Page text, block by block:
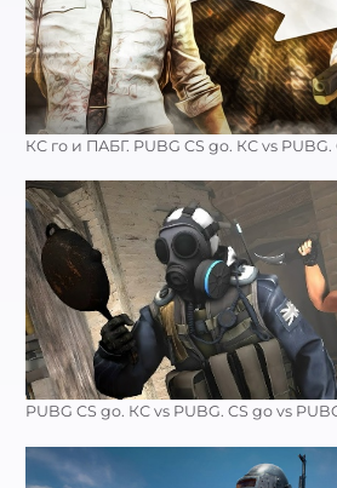
КС го и ПАБГ. PUBG CS go. КС vs PUBG.
PUBG CS go. КС vs PUBG. CS go vs